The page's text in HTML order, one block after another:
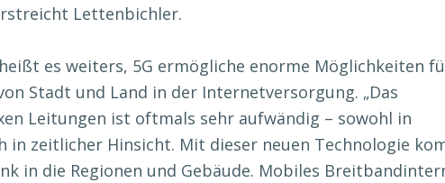
Lettenbichler.
es weiters, 5G ermögliche enorme Möglichkeiten
Stadt und Land in der Internetversorgung. „Das
Leitungen ist oftmals sehr aufwändig – sowohl in
in zeitlicher Hinsicht. Mit dieser neuen Technologie
in die Regionen und Gebäude. Mobiles